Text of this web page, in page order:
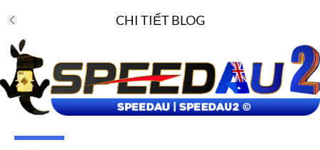
CHI TIẾT BLOG